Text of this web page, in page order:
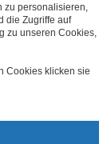
personalisieren,
die Zugriffe auf
zu unseren Cookies,
Cookies klicken sie